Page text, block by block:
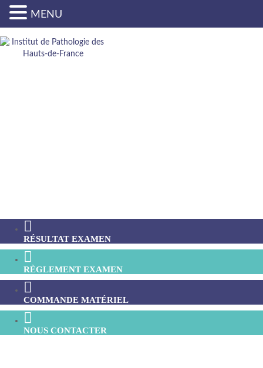
RÉSULTAT EXAMEN
RÈGLEMENT EXAMEN
COMMANDE MATÉRIEL
NOUS CONTACTER
MENU